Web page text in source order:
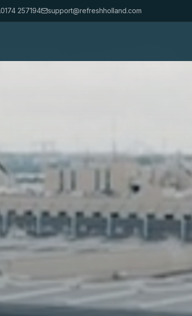
0174 257194 support@refreshholland.com